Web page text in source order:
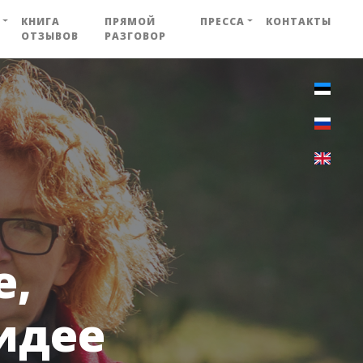
КНИГА
ОТЗЫВОВ
ПРЯМОЙ
РАЗГОВОР
ПРЕССА КОНТАКТЫ